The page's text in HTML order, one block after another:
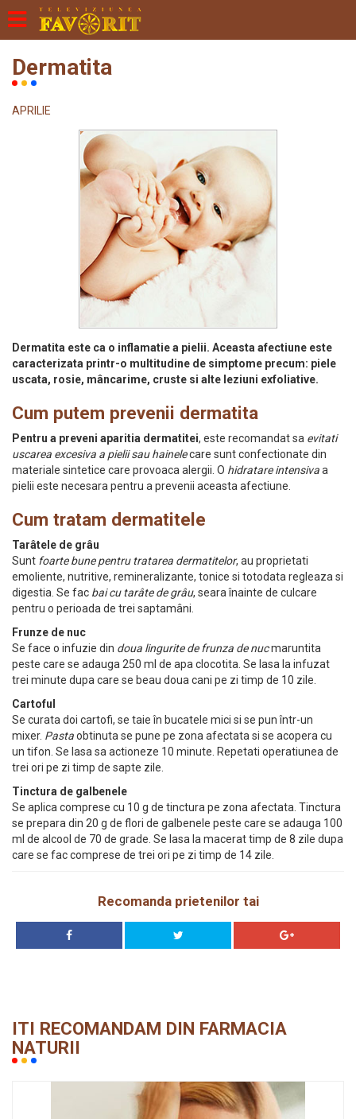
Dermatita
APRILIE
Dermatita este ca o inflamatie a pielii. Aceasta afectiune este
caracterizata printr-o multitudine de simptome precum: piele
uscata, rosie, mâncarime, cruste si alte leziuni exfoliative.
Cum putem prevenii dermatita
Pentru a preveni aparitia dermatitei, este recomandat sa evitati
uscarea excesiva a pielii sau hainelecare sunt confectionate din
materiale sintetice care provoaca alergii. O hidratare intensivaa
pielii este necesara pentru a prevenii aceasta afectiune.
Cum tratam dermatitele
Tarâtele de grâu
Sunt foarte bune pentru tratarea dermatitelor, au proprietati
emoliente, nutritive, remineralizante, tonice si totodata regleaza si
digestia. Se fac bai cu tarâte de grâu, seara înainte de culcare
pentru o perioada de trei saptamâni.
Frunze de nuc
Se face o infuzie din doua lingurite de frunza de nucmaruntita
peste care se adauga 250 ml de apa clocotita. Se lasa la infuzat
trei minute dupa care se beau doua cani pe zi timp de 10 zile.
Cartoful
Se curata doi cartofi, se taie în bucatele mici si se pun într-un
mixer. Pastaobtinuta se pune pe zona afectata si se acopera cu
un tifon. Se lasa sa actioneze 10 minute. Repetati operatiunea de
trei ori pe zi timp de sapte zile.
Tinctura de galbenele
Se aplica comprese cu 10 g de tinctura pe zona afectata. Tinctura
se prepara din 20 g de flori de galbenele peste care se adauga 100
ml de alcool de 70 de grade. Se lasa la macerat timp de 8 zile dupa
care se fac comprese de trei ori pe zi timp de 14 zile.
Recomanda prietenilor tai
ITI RECOMANDAM DIN FARMACIA
NATURII